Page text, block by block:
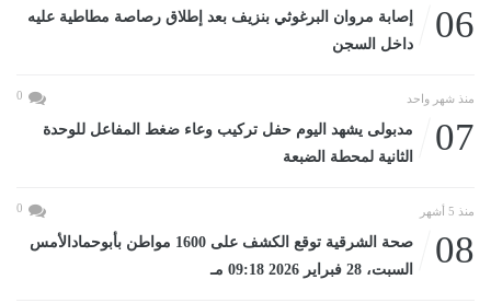
06
إصابة مروان البرغوثي بنزيف بعد إطلاق رصاصة مطاطية عليه
داخل السجن
منذ شهر واحد 0
07
مدبولى يشهد اليوم حفل تركيب وعاء ضغط المفاعل للوحدة
الثانية لمحطة الضبعة
منذ 5 أشهر 0
08
صحة الشرقية توقع الكشف على 1600 مواطن بأبوحمادالأمس
السبت، 28 فبراير 2026 09:18 مـ